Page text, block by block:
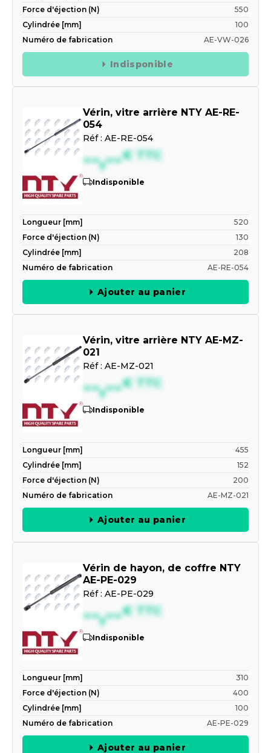
Force d'éjection (N)
550
Cylindrée [mm]
100
Numéro de fabrication
AE-VW-026
Indisponible
Vérin, vitre arrière NTY AE-RE-
054
Réf : AE-RE-054
--,--€ TTC
Indisponible
Longueur [mm]
520
Force d'éjection (N)
130
Cylindrée [mm]
208
Numéro de fabrication
AE-RE-054
Ajouter au panier
Vérin, vitre arrière NTY AE-MZ-
021
Réf : AE-MZ-021
--,--€ TTC
Indisponible
Longueur [mm]
455
Cylindrée [mm]
152
Force d'éjection (N)
200
Numéro de fabrication
AE-MZ-021
Ajouter au panier
Vérin de hayon, de coffre NTY
AE-PE-029
Réf : AE-PE-029
--,--€ TTC
Indisponible
Longueur [mm]
310
Force d'éjection (N)
400
Cylindrée [mm]
100
Numéro de fabrication
AE-PE-029
Ajouter au panier